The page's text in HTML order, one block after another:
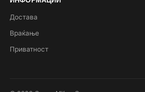
Достава
Враќање
Приватност